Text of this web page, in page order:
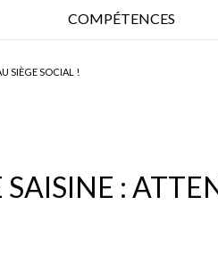
COMPÉTENCES
SIÈGE SOCIAL !
: